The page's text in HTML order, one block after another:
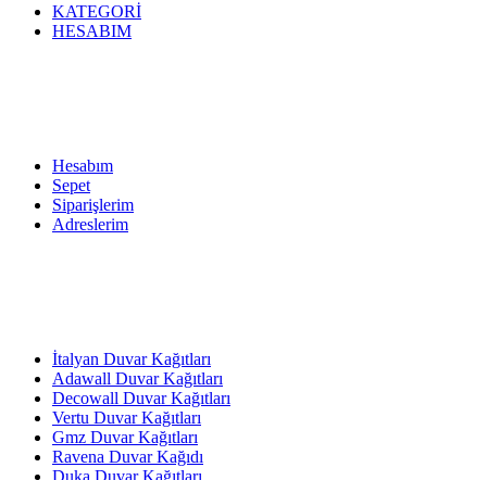
KATEGORİ
HESABIM
Hesabım
Sepet
Siparişlerim
Adreslerim
İtalyan Duvar Kağıtları
Adawall Duvar Kağıtları
Decowall Duvar Kağıtları
Vertu Duvar Kağıtları
Gmz Duvar Kağıtları
Ravena Duvar Kağıdı
Duka Duvar Kağıtları